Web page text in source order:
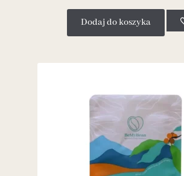
Dodaj do koszyka